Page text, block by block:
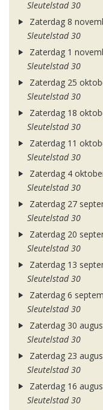
Sleutelstad 30
Zaterdag 8
Sleutelstad 30
Zaterdag 1
Sleutelstad 30
Zaterdag 25
Sleutelstad 30
Zaterdag 18
Sleutelstad 30
Zaterdag 11
Sleutelstad 30
Zaterdag 4
Sleutelstad 30
Zaterdag 27
Sleutelstad 30
Zaterdag 20
Sleutelstad 30
Zaterdag 13
Sleutelstad 30
Zaterdag 6
Sleutelstad 30
Zaterdag 30
Sleutelstad 30
Zaterdag 23
Sleutelstad 30
Zaterdag 16
Sleutelstad 30